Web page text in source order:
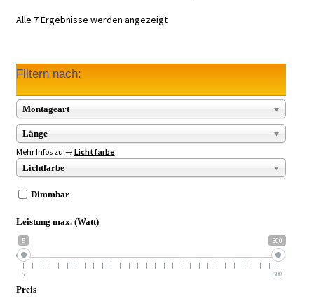
Alle 7 Ergebnisse werden angezeigt
Filtern nach:
Montageart
Länge
Mehr Infos zu → Lichtfarbe
Lichtfarbe
Dimmbar
Leistung max. (Watt)
5 500
5 500
Preis